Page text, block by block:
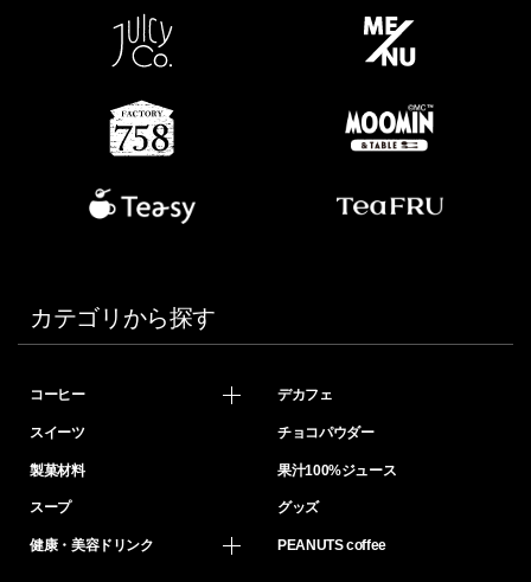
カテゴリから探す
コーヒー デカフェ
スイーツ チョコパウダー
製菓材料 果汁100%ジュース
スープ グッズ
健康・美容ドリンク PEANUTS coffee